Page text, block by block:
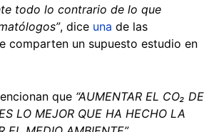
todo lo contrario de lo que
, dice una de las
comparten un supuesto estudio en
que “AUMENTAR EL CO₂ DE
LO MEJOR QUE HA HECHO LA